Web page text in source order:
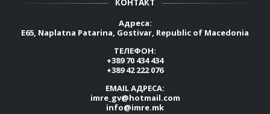
КОНТАКТ
Адреса:
E65, Naplatna Patarina, Gostivar, Republic of Macedonia
ТЕЛЕФОН:
+389 70 434 434
+389 42 222 076
EMAIL АДРЕСА:
imre_gv@hotmail.com
info@imre.mk